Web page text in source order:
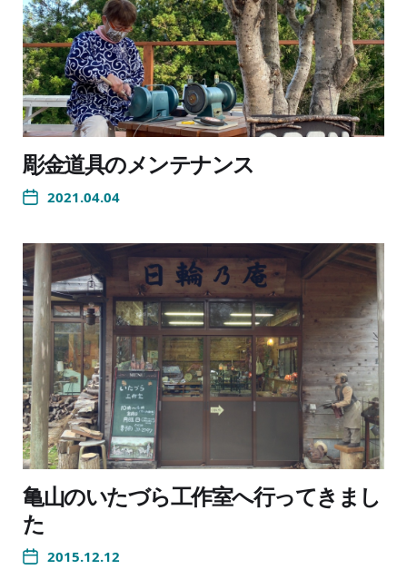
彫金道具のメンテナンス
2021.04.04
亀山のいたづら工作室へ行ってきまし
た
2015.12.12